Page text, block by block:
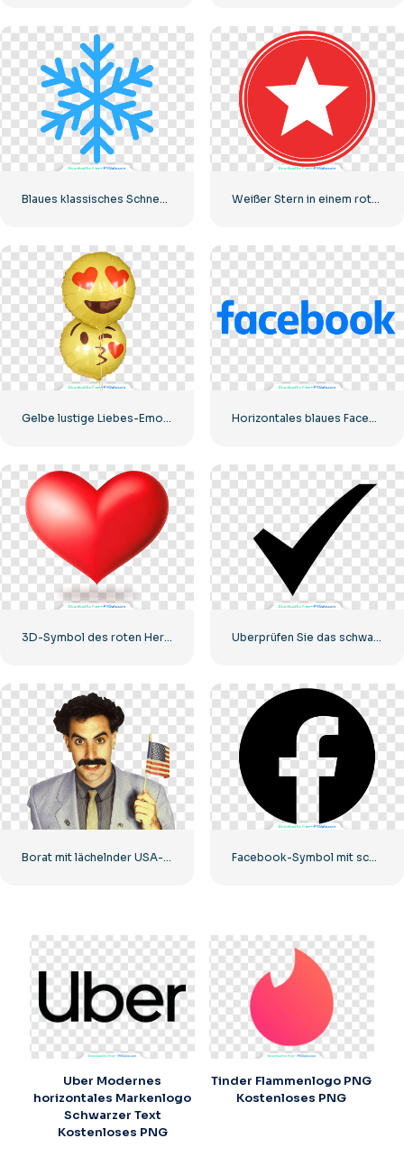
Weißer Stern in einem roten Kreis
Gelbe lustige Liebes-Emoji-Ballons Horizontales blaues Facebook-Logo
3D-Symbol des roten Herzens mit Schatten Überprüfen Sie das schwarze Symbol
Facebook-Symbol mit schwarzem Kreis
Uber Modernes
horizontales Markenlogo
Schwarzer Text
Kostenloses PNG
Tinder Flammenlogo PNG
Kostenloses PNG